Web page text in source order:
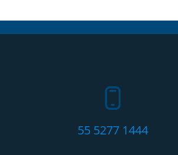
55 5277 1444